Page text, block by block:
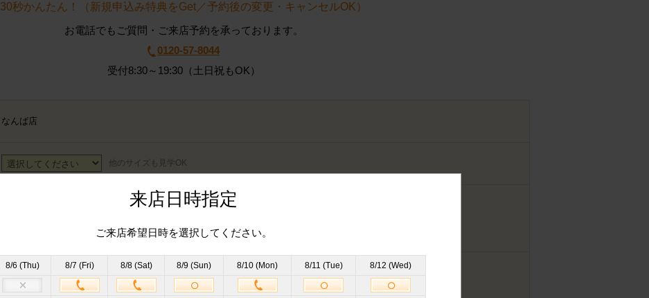
30秒かんたん！（新規申込み特典をGet／予約後の変更・キャンセルOK）
お電話でもご質問・ご来店予約を承っております。
0120-57-8044
受付8:30～19:30（土日祝もOK）
なんば店
他のサイズも見学OK
来店日時指定
ご来店希望日時を選択してください。
8/6 (Thu) 8/7 (Fri) 8/8 (Sat) 8/9 (Sun) 8/10 (Mon) 8/11 (Tue) 8/12 (Wed)